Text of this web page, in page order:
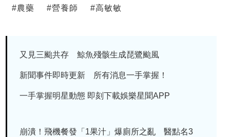
#農藥 #營養師 #高敏敏
又見三颱共存 鯨魚殘骸生成琵鷺颱風
新聞事件即時更新 所有消息一手掌握！
一手掌握明星動態 即刻下載娛樂星聞APP
崩潰！飛機餐發「1果汁」爆廁所之亂 醫點名3